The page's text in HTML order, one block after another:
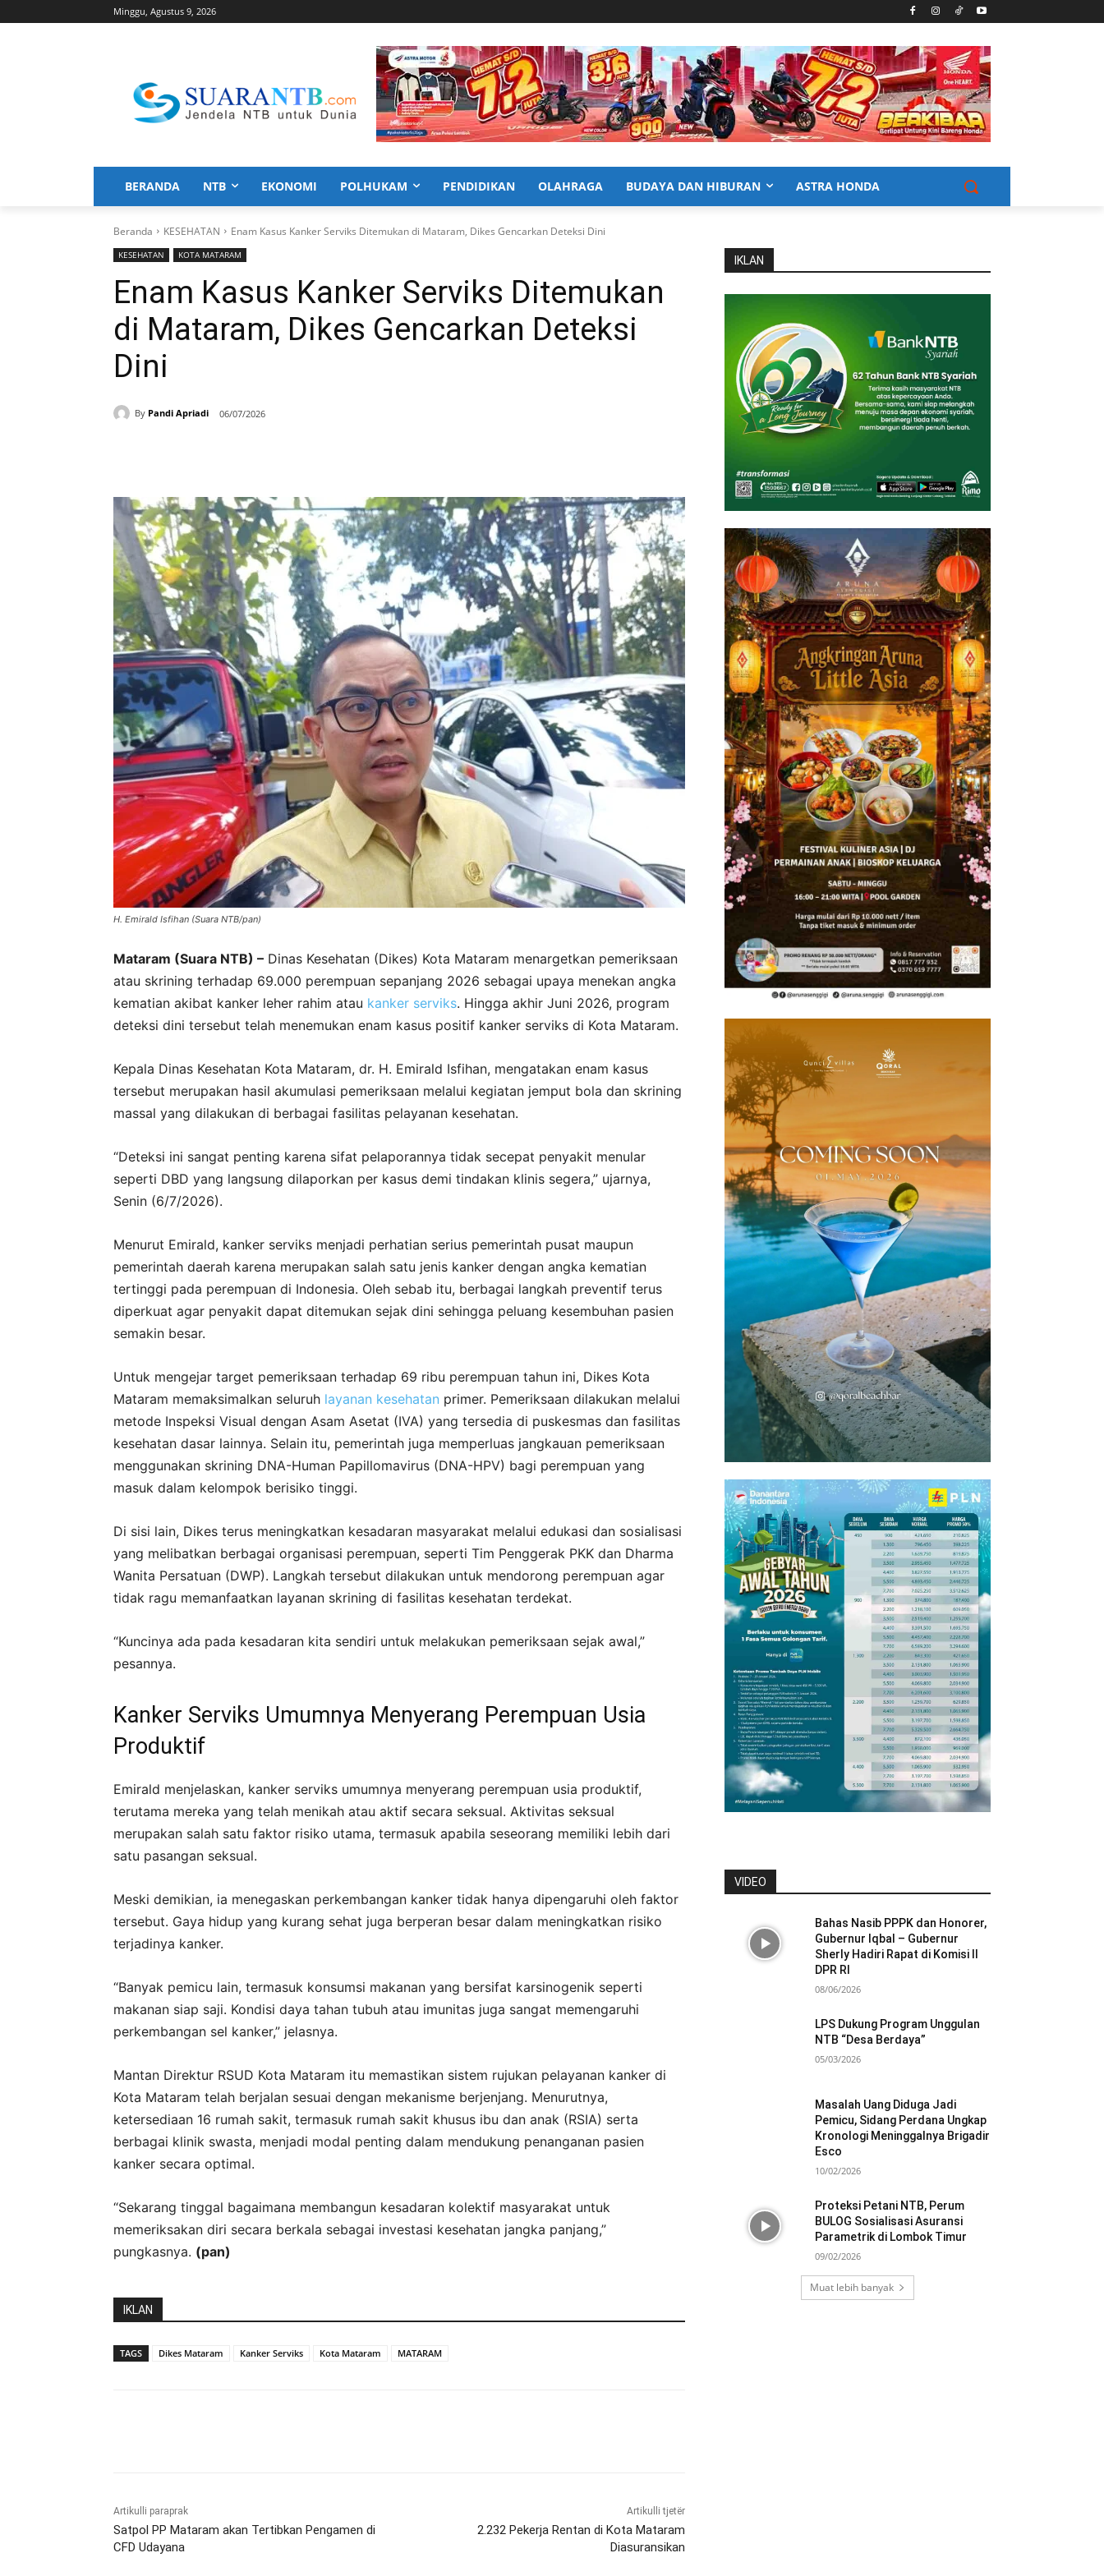
Minggu, Agustus 9, 2026
BERANDA NTB EKONOMI POLHUKAM PENDIDIKAN OLAHRAGA BUDAYA DAN HIBURAN ASTRA HONDA
Beranda KESEHATAN Enam Kasus Kanker Serviks Ditemukan di Mataram, Dikes Gencarkan Deteksi Dini
KESEHATAN KOTA MATARAM
Enam Kasus Kanker Serviks Ditemukan
di Mataram, Dikes Gencarkan Deteksi
Dini
By Pandi Apriadi 06/07/2026
H. Emirald Isfihan (Suara NTB/pan)
Mataram (Suara NTB) – Dinas Kesehatan (Dikes) Kota Mataram menargetkan pemeriksaan
atau skrining terhadap 69.000 perempuan sepanjang 2026 sebagai upaya menekan angka
kematian akibat kanker leher rahim atau kanker serviks. Hingga akhir Juni 2026, program
deteksi dini tersebut telah menemukan enam kasus positif kanker serviks di Kota Mataram.
Kepala Dinas Kesehatan Kota Mataram, dr. H. Emirald Isfihan, mengatakan enam kasus
tersebut merupakan hasil akumulasi pemeriksaan melalui kegiatan jemput bola dan skrining
massal yang dilakukan di berbagai fasilitas pelayanan kesehatan.
“Deteksi ini sangat penting karena sifat pelaporannya tidak secepat penyakit menular
seperti DBD yang langsung dilaporkan per kasus demi tindakan klinis segera,” ujarnya,
Senin (6/7/2026).
Menurut Emirald, kanker serviks menjadi perhatian serius pemerintah pusat maupun
pemerintah daerah karena merupakan salah satu jenis kanker dengan angka kematian
tertinggi pada perempuan di Indonesia. Oleh sebab itu, berbagai langkah preventif terus
diperkuat agar penyakit dapat ditemukan sejak dini sehingga peluang kesembuhan pasien
semakin besar.
Untuk mengejar target pemeriksaan terhadap 69 ribu perempuan tahun ini, Dikes Kota
Mataram memaksimalkan seluruh layanan kesehatan primer. Pemeriksaan dilakukan melalui
metode Inspeksi Visual dengan Asam Asetat (IVA) yang tersedia di puskesmas dan fasilitas
kesehatan dasar lainnya. Selain itu, pemerintah juga memperluas jangkauan pemeriksaan
menggunakan skrining DNA-Human Papillomavirus (DNA-HPV) bagi perempuan yang
masuk dalam kelompok berisiko tinggi.
Di sisi lain, Dikes terus meningkatkan kesadaran masyarakat melalui edukasi dan sosialisasi
yang melibatkan berbagai organisasi perempuan, seperti Tim Penggerak PKK dan Dharma
Wanita Persatuan (DWP). Langkah tersebut dilakukan untuk mendorong perempuan agar
tidak ragu memanfaatkan layanan skrining di fasilitas kesehatan terdekat.
“Kuncinya ada pada kesadaran kita sendiri untuk melakukan pemeriksaan sejak awal,”
pesannya.
Kanker Serviks Umumnya Menyerang Perempuan Usia
Produktif
Emirald menjelaskan, kanker serviks umumnya menyerang perempuan usia produktif,
terutama mereka yang telah menikah atau aktif secara seksual. Aktivitas seksual
merupakan salah satu faktor risiko utama, termasuk apabila seseorang memiliki lebih dari
satu pasangan seksual.
Meski demikian, ia menegaskan perkembangan kanker tidak hanya dipengaruhi oleh faktor
tersebut. Gaya hidup yang kurang sehat juga berperan besar dalam meningkatkan risiko
terjadinya kanker.
“Banyak pemicu lain, termasuk konsumsi makanan yang bersifat karsinogenik seperti
makanan siap saji. Kondisi daya tahan tubuh atau imunitas juga sangat memengaruhi
perkembangan sel kanker,” jelasnya.
Mantan Direktur RSUD Kota Mataram itu memastikan sistem rujukan pelayanan kanker di
Kota Mataram telah berjalan sesuai dengan mekanisme berjenjang. Menurutnya,
ketersediaan 16 rumah sakit, termasuk rumah sakit khusus ibu dan anak (RSIA) serta
berbagai klinik swasta, menjadi modal penting dalam mendukung penanganan pasien
kanker secara optimal.
“Sekarang tinggal bagaimana membangun kesadaran kolektif masyarakat untuk
memeriksakan diri secara berkala sebagai investasi kesehatan jangka panjang,”
pungkasnya. (pan)
IKLAN
TAGS Dikes Mataram Kanker Serviks Kota Mataram MATARAM
Artikulli paraprak
Satpol PP Mataram akan Tertibkan Pengamen di
CFD Udayana
Artikulli tjetër
2.232 Pekerja Rentan di Kota Mataram
Diasuransikan
IKLAN
VIDEO
Bahas Nasib PPPK dan Honorer,
Gubernur Iqbal – Gubernur
Sherly Hadiri Rapat di Komisi II
DPR RI
08/06/2026
LPS Dukung Program Unggulan
NTB “Desa Berdaya”
05/03/2026
Masalah Uang Diduga Jadi
Pemicu, Sidang Perdana Ungkap
Kronologi Meninggalnya Brigadir
Esco
10/02/2026
Proteksi Petani NTB, Perum
BULOG Sosialisasi Asuransi
Parametrik di Lombok Timur
09/02/2026
Muat lebih banyak